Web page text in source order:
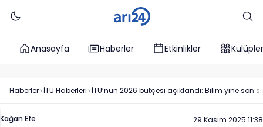
Anasayfa Haberler Etkinlikler Kulüpler
Haberler İTÜ Haberleri İTÜ’nün 2026 bütçesi açıklandı: Bilim yine son
Kağan Efe 29 Kasım 2025 11:38